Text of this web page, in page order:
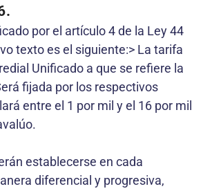
por el artículo 4 de la Ley 44
texto es el siguiente:> La tarifa
Unificado a que se refiere la
fijada por los respectivos
entre el 1 por mil y el 16 por mil
establecerse en cada
diferencial y progresiva,